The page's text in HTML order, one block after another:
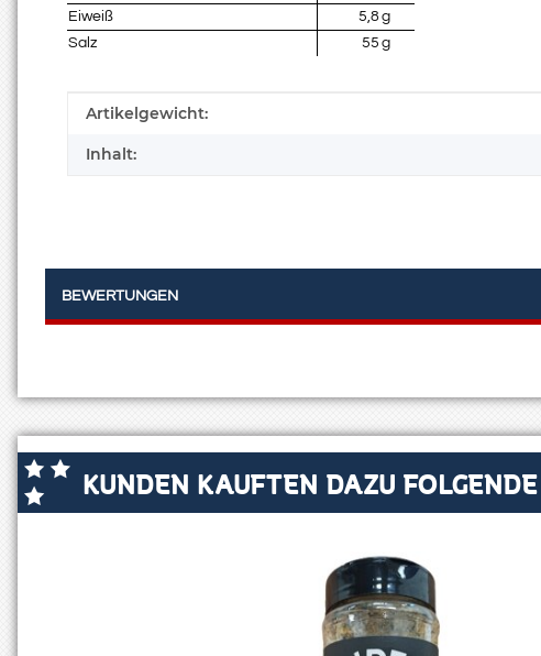
Eiweiß
5,8 g
Salz
55 g
Produkteigenschaft
Wert
Artikelgewicht:
Inhalt:
BEWERTUNGEN
KUNDEN KAUFTEN DAZU